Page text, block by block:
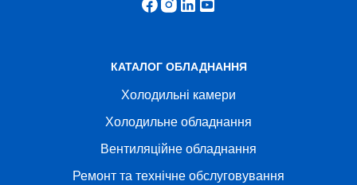
КАТАЛОГ ОБЛАДНАННЯ
Холодильні камери
Холодильне обладнання
Вентиляційне обладнання
Ремонт та технічне обслуговування